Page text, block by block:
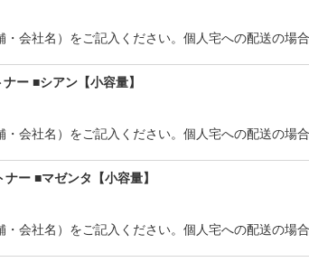
会社名）をご記入ください。個人宅への配送の
ー ■シアン【小容量】
会社名）をご記入ください。個人宅への配送の
ー ■マゼンタ【小容量】
会社名）をご記入ください。個人宅への配送の